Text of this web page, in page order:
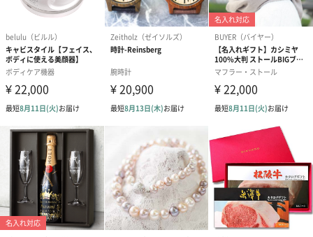
かき氷入浴剤4点セット
（ブルー）（748円）
かき氷入浴剤4点セット
（イエロー）（748円）
バスフラワー
【Thank you
ハンドタオル・ハンカチ
ハンドタオル・ハンカチを同梱してお届けいたします。ギフトへ
の＋αにおすすめです。